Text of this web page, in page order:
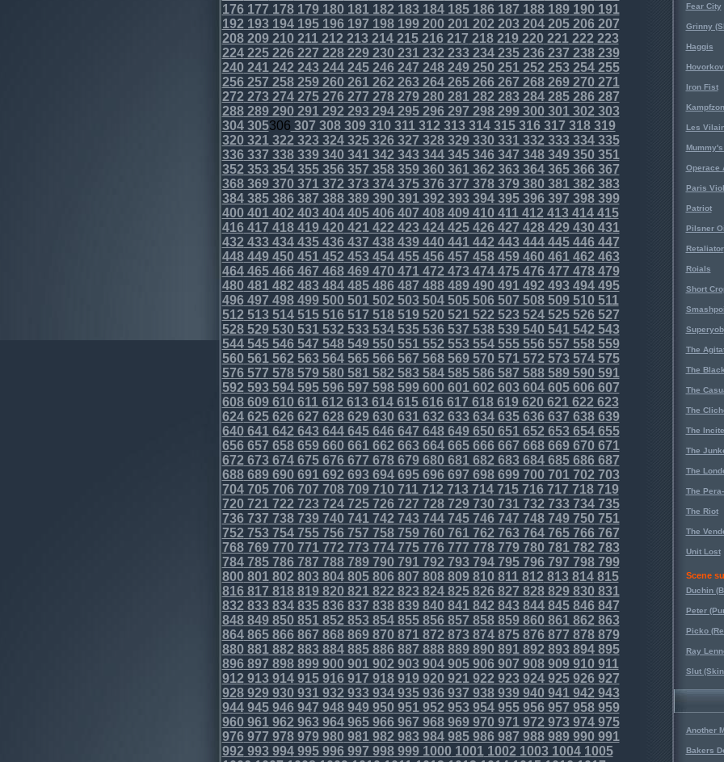
176177 178179180181182 183184185186187 188189190191
192 193194195196197 198199200201202 203204205206207
208209210211212 213214215216217 218219220221222 223
224225226227 228229230231232 233234235236237 238239
240241242 243244245246247 248249250251252 253254255
256257 258259260261262 263264265266267 268269270271
272 273274275276277 278279280281282 283284285286287
288289290291292 293294295296297 298299300301302 303
304305306 307 308309310311312 313314315316317 318319
320321322 323324325326327 328329330331332 333334335
336337 338339340341342 343344345346347 348349350351
352 353354355356357 358359360361362 363364365366367
368369370371372 373374375376377 378379380381382 383
384385386387 388389390391392 393394395396397 398399
400401402 403404405406407 408409410411412 413414415
416417 418419420421422 423424425426427 428429430431
432 433434435436437 438439440441442 443444445446447
448449450451452 453454455456457 458459460461462 463
464465466467 468469470471472 473474475476477 478479
480481482 483484485486487 488489490491492 493494495
496497 498499500501502 503504505506507 508509510511
512 513514515516517 518519520521522 523524525526527
528529530531532 533534535536537 538539540541542 543
544545546547 548549550551552 553554555556557 558559
560561562 563564565566567 568569570571572 573574575
576577 578579580581582 583584585586587 588589590591
592 593594595596597 598599600601602 603604605606607
608609610611612 613614615616617 618619620621622 623
624625626627 628629630631632 633634635636637 638639
640641642 643644645646647 648649650651652 653654655
656657 658659660661662 663664665666667 668669670671
672 673674675676677 678679680681682 683684685686687
688689690691692 693694695696697 698699700701702 703
704705706707 708709710711712 713714715716717 718719
720721722 723724725726727 728729730731732 733734735
736737 738739740741742 743744745746747 748749750751
752 753754755756757 758759760761762 763764765766767
768769770771772 773774775776777 778779780781782 783
784785786787 788789790791792 793794795796797 798799
800801802 803804805806807 808809810811812 813814815
816817 818819820821822 823824825826827 828829830831
832 833834835836837 838839840841842 843844845846847
848849850851852 853854855856857 858859860861862 863
864865866867 868869870871872 873874875876877 878879
880881882 883884885886887 888889890891892 893894895
896897 898899900901902 903904905906907 908909910911
912 913914915916917 918919920921922 923924925926927
928929930931932 933934935936937 938939940941942 943
944945946947 948949950951952 953954955956957 958959
960961962 963964965966967 968969970971972 973974975
976977 978979980981982 983984985986987 988989990991
992 993994995996997 998999100010011002 100310041005
Fear City
Grinny
Haggis
Iron Fist
Les
Operace
Paris
Patriot
Pilsner
Retaliator
Roials
Short
Superyob
The
The
The
The
The
The
The
The
The Riot
The
Unit Lost
Scene
Duchin
Peter
Picko
Ray
Slut
Another
Bakers